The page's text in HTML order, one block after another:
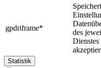
gpdriframe*
des
Dienstes
Statistik